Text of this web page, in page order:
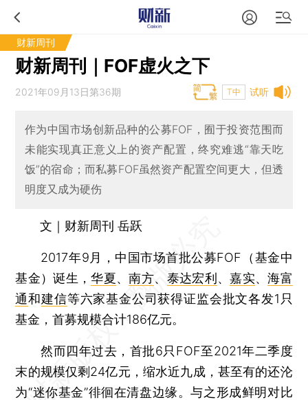
财新周刊
财新周刊｜FOF虚火之下
试听
2021年09月13日第36期 T中
作为中国市场创新品种的公募FOF，囿于投资范围而
未能实现真正意义上的资产配置，终究难逃“靠天吃
饭”的宿命；而私募FOF虽然资产配置空间更大，但透
明度又成为硬伤
文｜财新周刊 岳跃
2017年9月，中国市场首批公募FOF（基金中
基金）诞生，华夏、南方、 泰达宏利 、嘉实、海富
通和建信等六家基金公司获得证监会批文各发1只
基金，首募规模合计186亿元。
然而四年过去，首批6只FOF至2021年二季度
末的规模仅剩24亿元，缩水近九成，甚至有的还沦
为“迷你基金”徘徊在清盘边缘。与之形成鲜明对比